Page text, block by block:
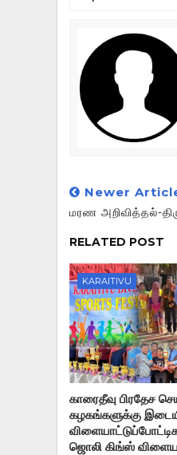
Newer
மரண அறிவித்தல்-
RELATED POST
KARAITIVU
காரைதீவு பிரதேச
கழகங்களுக்கு
ஜொலி கிங்ஸ்